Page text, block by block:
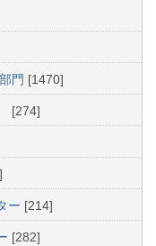
門 [1470]
[274]
ー [214]
[282]